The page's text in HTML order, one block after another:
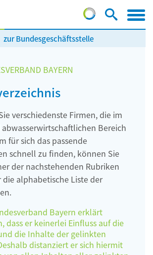
zur Bundesgeschäftsstelle
BAYERN
verschiedenste Firmen, die im
Bereich
für sich das passende
schnell zu finden, können Sie
der nachstehenden Rubriken
die alphabetische Liste der
Bayern erklärt
dass er keinerlei Einfluss auf die
die Inhalte der gelinkten
distanziert er sich hiermit